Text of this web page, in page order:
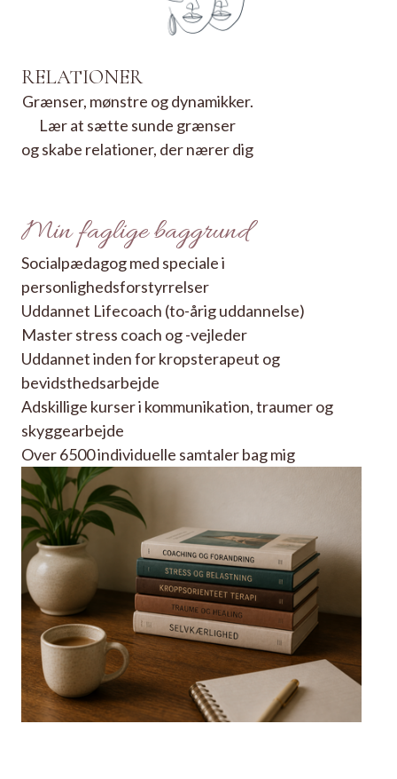
RELATIONER
Grænser, mønstre og dynamikker.
Lær at sætte sunde grænser
og skabe relationer, der nærer dig
Min faglige baggrund
Socialpædagog med speciale i
personlighedsforstyrrelser
Uddannet Lifecoach (to-årig uddannelse)
Master stress coach og -vejleder
Uddannet inden for kropsterapeut og
bevidsthedsarbejde
Adskillige kurser i kommunikation, traumer og
skyggearbejde
Over 6500 individuelle samtaler bag mig